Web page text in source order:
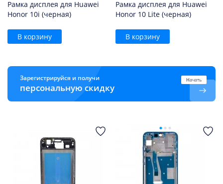
Рамка дисплея для Huawei
Honor 10i (черная)
В корзину
Рамка дисплея для Huawei
Honor 10 Lite (черная)
В корзину
Зарегистрируйся и получи
персональную скидку
Начать